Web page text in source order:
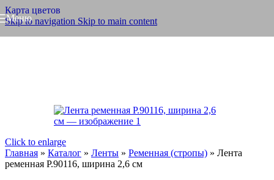
Карта цветов
Skip to navigation Skip to main content
Меню
Click to enlarge
Главная » Каталог » Ленты » Ременная (стропы) » Лента
ременная Р.90116, ширина 2,6 см